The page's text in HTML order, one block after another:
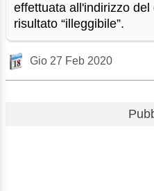
effettuata all'indirizzo
risultato “illeggibile”.
Gio 27 Feb 2020